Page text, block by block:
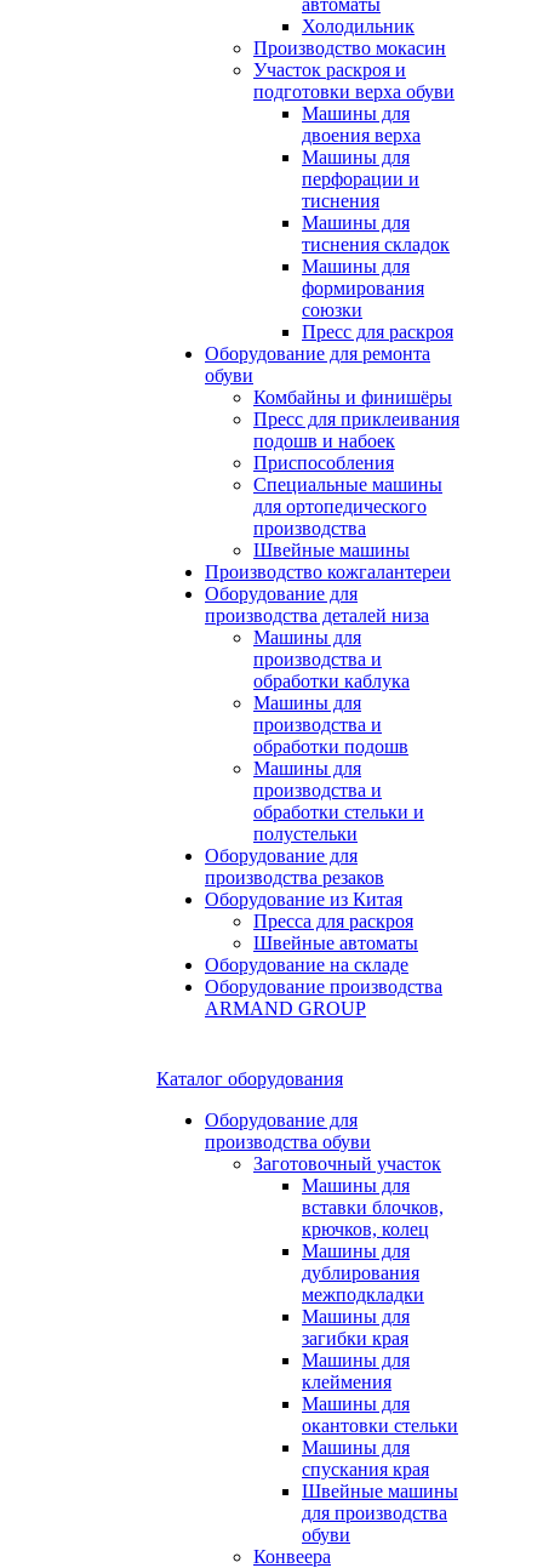
автоматы
Холодильник
Производство мокасин
Участок раскроя и
подготовки верха обуви
Машины для
двоения верха
Машины для
перфорации и
тиснения
Машины для
тиснения складок
Машины для
формирования
союзки
Пресс для раскроя
Оборудование для ремонта
обуви
Комбайны и финишёры
Пресс для приклеивания
подошв и набоек
Приспособления
Специальные машины
для ортопедического
производства
Швейные машины
Производство кожгалантереи
Оборудование для
производства деталей низа
Машины для
производства и
обработки каблука
Машины для
производства и
обработки подошв
Машины для
производства и
обработки стельки и
полустельки
Оборудование для
производства резаков
Оборудование из Китая
Пресса для раскроя
Швейные автоматы
Оборудование на складе
Оборудование производства
ARMAND GROUP
Каталог оборудования
Оборудование для
производства обуви
Заготовочный участок
Машины для
вставки блочков,
крючков, колец
Машины для
дублирования
межподкладки
Машины для
загибки края
Машины для
клеймения
Машины для
окантовки стельки
Машины для
спускания края
Швейные машины
для производства
обуви
Конвеера